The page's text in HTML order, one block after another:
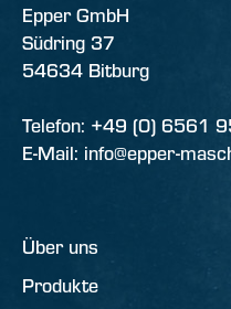
Epper GmbH
Südring 37
54634 Bitburg
Telefon: +49 (0) 6561
E-Mail: info@epper-
Über uns
Produkte